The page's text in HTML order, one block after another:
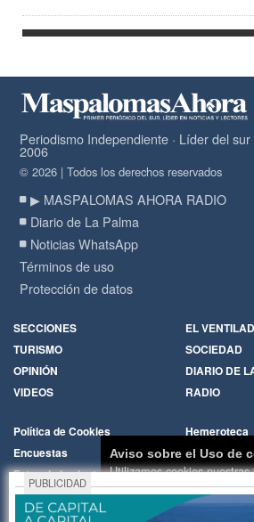
Periodismo Independiente · Líder del
2006
© 2026 | Todos los derechos reservados
▶ MASPALOMAS AHORA RADIO
Diario de La Palma
Noticias WhatsApp
Términos de uso
Protección de datos
SECCIONES
EL
TURISMO
SOCIEDAD
OPINIÓN
DIARIO DE
VIDEOS
RADIO
Política de Cookies
Hemeroteca
Encuestas
Cartas de
Fotos de los lectores
Galerías de
Temas de actualidad
Principios
Nosotros
PUBLICIDAD
Aviso sobre el Uso de
Utilizamos cookies
funcionamiento del digital.
de cookies y como